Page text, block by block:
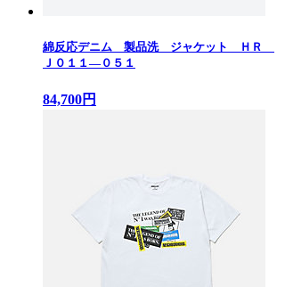
綿反応デニム 製品洗 ジャケット ＨＲ
Ｊ０１１—０５１
84,700円